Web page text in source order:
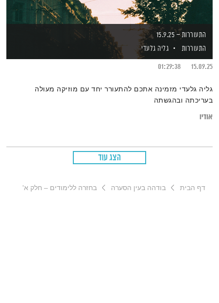
התעוררות – 15.9.25
התעוררות
גליה גלעדי
15.09.25
01:29:38
גליה גלעדי מזמינה אתכם להתעורר יחד עם מוזיקה מעולה
בעריכתה ובהגשתה
אודיו
הצג עוד
דף הבית בודהה בעין הסערה בחזרה ללימודים – חלק א'